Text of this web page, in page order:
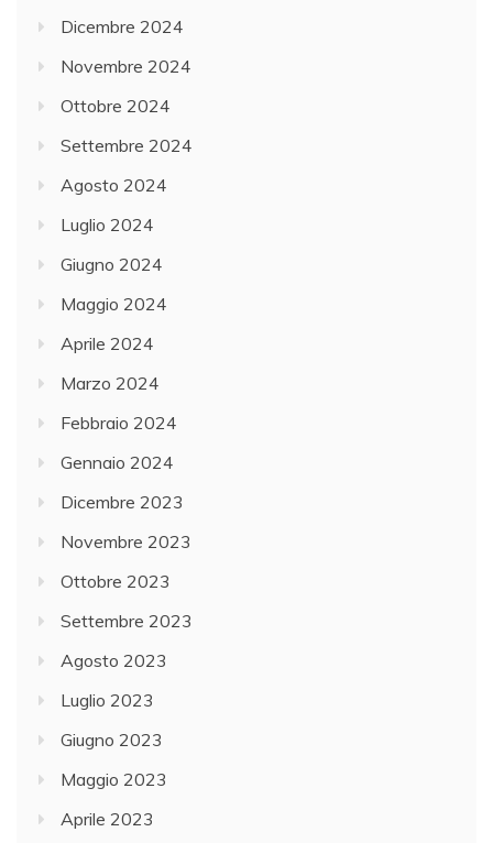
Dicembre 2024
Novembre 2024
Ottobre 2024
Settembre 2024
Agosto 2024
Luglio 2024
Giugno 2024
Maggio 2024
Aprile 2024
Marzo 2024
Febbraio 2024
Gennaio 2024
Dicembre 2023
Novembre 2023
Ottobre 2023
Settembre 2023
Agosto 2023
Luglio 2023
Giugno 2023
Maggio 2023
Aprile 2023